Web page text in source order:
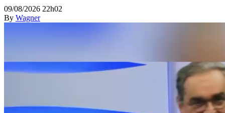
09/08/2026 22h02
By Wagner